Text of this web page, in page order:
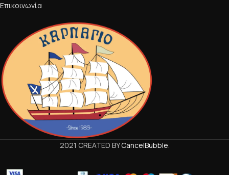
Επικοινωνία
2021 CREATED BYCancelBubble.